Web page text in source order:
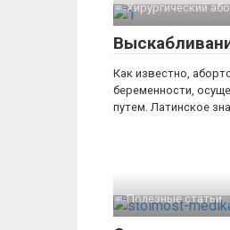
Хирургический
Как известно,
беременности,
путем. Латинское
Полезные статьи